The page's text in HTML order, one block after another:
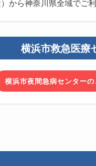
から神奈川県全域でご
横浜市救急医療
横浜市夜間急病センター